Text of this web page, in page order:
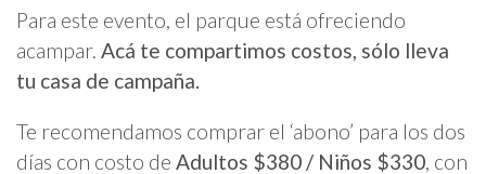
Para este evento, el parque está ofreciendo
acampar. Acá te compartimos costos, sólo lleva
tu casa de campaña.
Te recomendamos comprar el ‘abono’ para los dos
días con costo de Adultos $380 / Niños $330, con